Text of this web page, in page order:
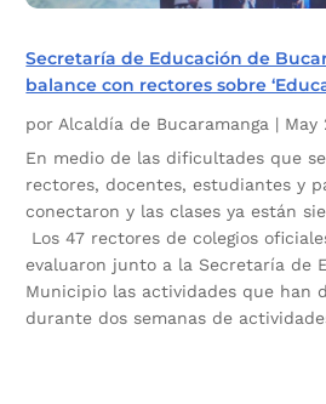
Secretaría de Educación de
balance con rectores sobre
por Alcaldía de Bucaramanga | May
En medio de las dificultades que
rectores, docentes, estudiantes y
conectaron y las clases ya están
Los 47 rectores de colegios
evaluaron junto a la Secretaría de
Municipio las actividades que han
durante dos semanas de